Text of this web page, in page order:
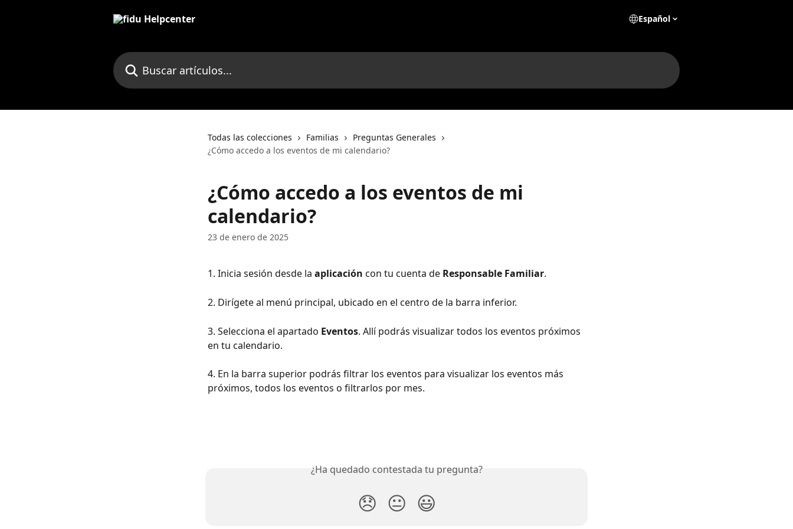
Español
Buscar artículos...
Todas las colecciones Familias
Preguntas Generales
¿Cómo accedo a los eventos de mi calendario?
¿Cómo accedo a los eventos de mi
calendario?
23 de enero de 2025
1. Inicia sesión desde la aplicación con tu cuenta de Responsable Familiar.
2. Dirígete al menú principal, ubicado en el centro de la barra inferior.
3. Selecciona el apartado Eventos. Allí podrás visualizar todos los eventos próximos
en tu calendario.
4. En la barra superior podrás filtrar los eventos para visualizar los eventos más
próximos, todos los eventos o filtrarlos por mes.
¿Ha quedado contestada tu pregunta?
😞 😐 😃